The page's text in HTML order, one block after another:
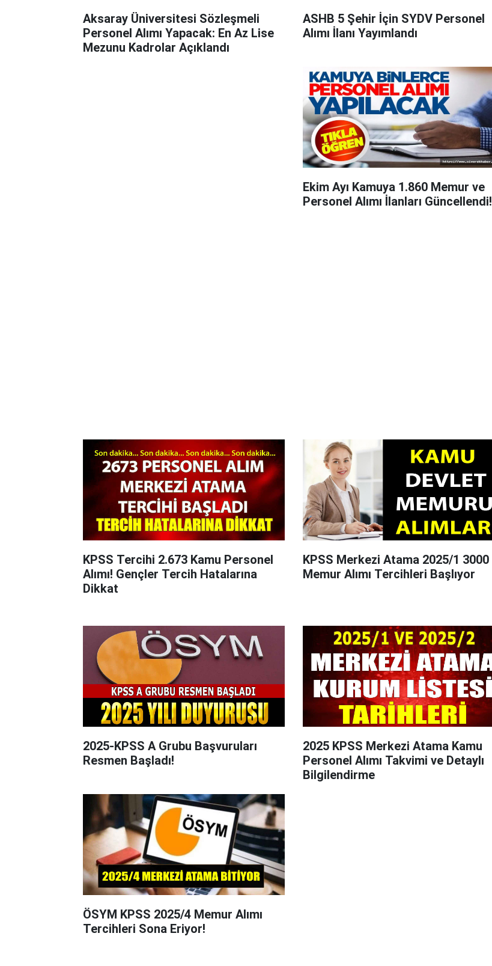
Aksaray Üniversitesi Sözleşmeli
Personel Alımı Yapacak: En Az Lise
Mezunu Kadrolar Açıklandı
ASHB 5 Şehir İçin SYDV Personel
Alımı İlanı Yayımlandı
Ekim Ayı Kamuya 1.860 Memur ve
Personel Alımı İlanları Güncellendi!
KPSS Tercihi 2.673 Kamu Personel
Alımı! Gençler Tercih Hatalarına
Dikkat
KPSS Merkezi Atama 2025/1 3000
Memur Alımı Tercihleri Başlıyor
2025-KPSS A Grubu Başvuruları
Resmen Başladı!
2025 KPSS Merkezi Atama Kamu
Personel Alımı Takvimi ve Detaylı
Bilgilendirme
ÖSYM KPSS 2025/4 Memur Alımı
Tercihleri Sona Eriyor!